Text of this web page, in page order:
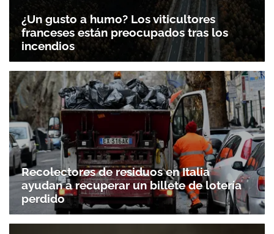
¿Un gusto a humo? Los viticultores
franceses están preocupados tras los
incendios
Recolectores de residuos en Italia
ayudan a recuperar un billete de lotería
perdido